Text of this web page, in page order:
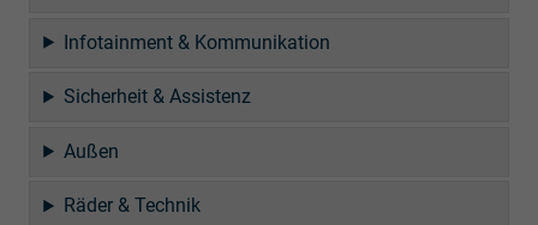
Infotainment & Kommunikation
Sicherheit & Assistenz
Außen
Räder & Technik